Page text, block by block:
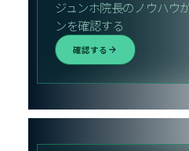
ジュンホ院長のノウハウ
ンを確認する
確認する